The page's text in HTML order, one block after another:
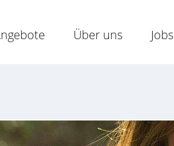
Über uns Jobs